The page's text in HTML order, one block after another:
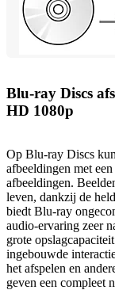
Blu-ray Discs
HD 1080p
Op Blu-ray Discs
afbeeldingen met
afbeeldingen.
leven, dankzij de
biedt Blu-ray
audio-ervaring zeer
grote
ingebouwde
het afspelen en
geven een compleet